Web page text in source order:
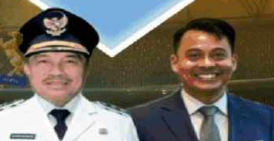
KPU itu sudah tepat, atau sudah
itu; MK tugasnya ya mengawal Konstitusi
sebagian, atau seluruhnya itu
itu kewenangan penuh di tangan MK.